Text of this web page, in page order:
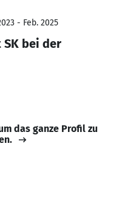
- Feb. 2025
bei der
das ganze Profil zu